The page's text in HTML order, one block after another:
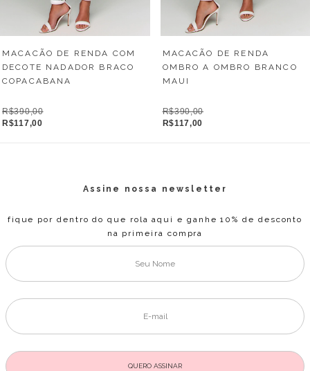
MACACÃO DE RENDA COM
DECOTE NADADOR BRACO
COPACABANA
R$390,00
R$117,00
MACACÃO DE RENDA
OMBRO A OMBRO BRANCO
MAUI
R$390,00
R$117,00
Assine nossa newsletter
fique por dentro do que rola aqui e ganhe 10% de desconto
na primeira compra